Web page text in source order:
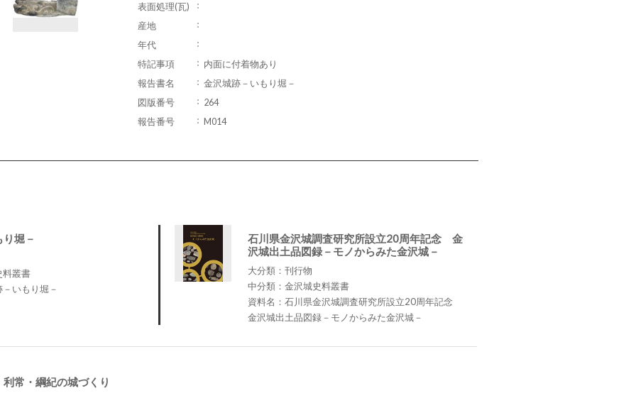
表面処理(瓦)
産地
年代
特記事項
内面に付着物あり
報告書名
金沢城跡－いもり堀－
図版番号
264
報告番号
M014
堀－
料叢書
いもり堀－
石川県金沢城調査研究所設立20周年記念 金
沢城出土品図録－モノからみた金沢城－
大分類：刊行物
中分類：金沢城史料叢書
資料名：石川県金沢城調査研究所設立20周年記念
金沢城出土品図録－モノからみた金沢城－
常・綱紀の城づくり